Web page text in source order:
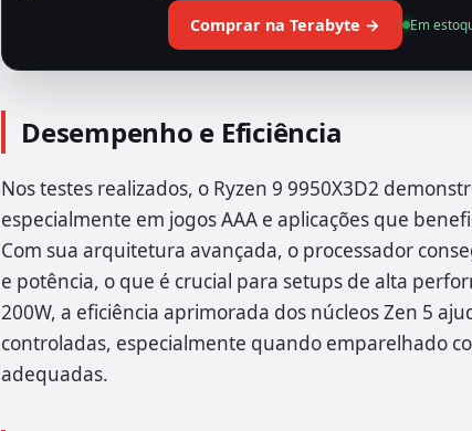
Comprar na Terabyte → Em
Desempenho e Eficiência
Nos testes realizados, o Ryzen 9 9950X3D2
especialmente em jogos AAA e aplicações que
Com sua arquitetura avançada, o processador
e potência, o que é crucial para setups de alta
200W, a eficiência aprimorada dos núcleos Zen 5
controladas, especialmente quando emparelhado
adequadas.